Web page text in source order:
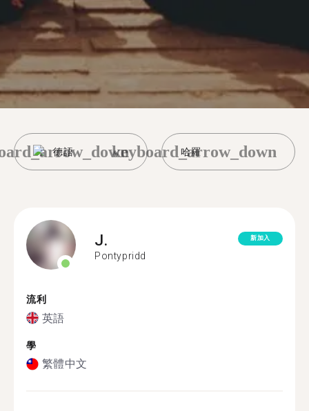
德語 哈羅
keyboard_arrow_down
J.
Pontypridd
新加入
流利
英語
學
繁體中文